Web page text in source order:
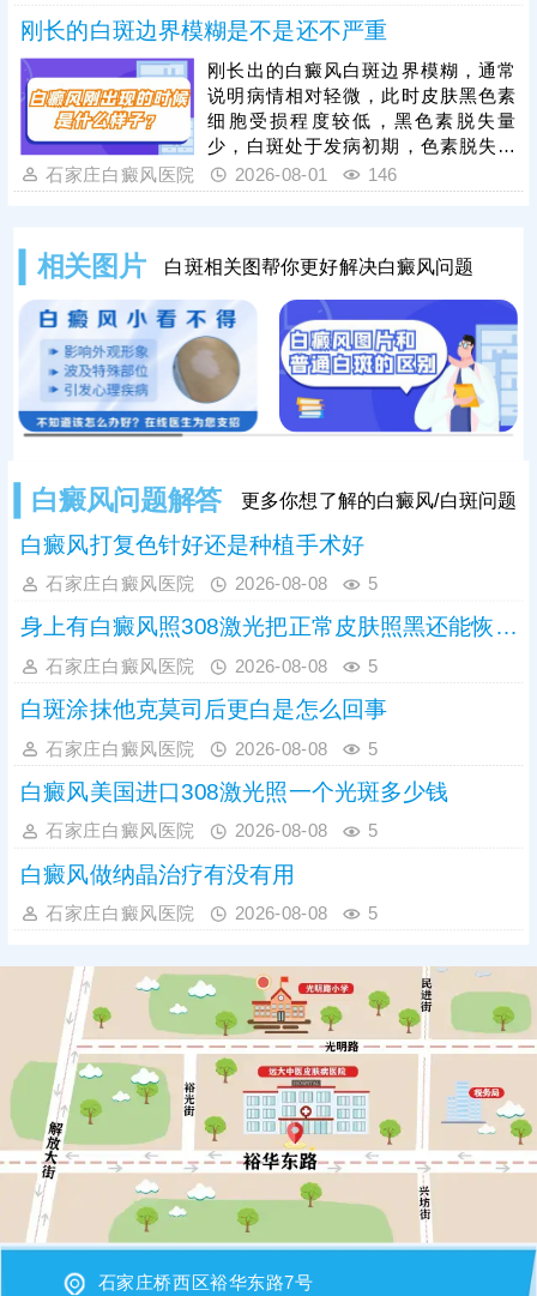
情况。发现孩子脸上有白斑，建议先
做检查，分析白斑是什么，了解白斑
病情。诊断清楚再遵医嘱对症用药，
祛白效果更有保障。
刚长的白斑边界模糊是不是还不严重
刚长出的白癜风白斑边界模糊，通常
说明病情相对轻微，此时皮肤黑色素
细胞受损程度较低，黑色素脱失量
少，白斑处于发病初期，色素脱失尚
未完全固化，是治疗的黄金阶段。但
需要注意的是，白癜风并非静止性皮
响，黑色素细胞损伤会持续加重，白
斑边界会逐渐清晰、色素脱失彻底，
白斑面积也会不断扩大、数量增多，
导致病情持续加重，大幅提升治疗难
度。因此，发现初期模糊白斑需高度
重视，务必尽早到正规
石家庄白癜风医院 2026-08-01 146
相关图片 白斑相关图帮你更好解决白癜风问题
白癜风问题解答 更多你想了解的白癜风/白斑问题
白癜风打复色针好还是种植手术好
石家庄白癜风医院 2026-08-08 5
身上有白癜风照308激光把正常皮肤照黑还能恢复吗
石家庄白癜风医院 2026-08-08 5
白斑涂抹他克莫司后更白是怎么回事
石家庄白癜风医院 2026-08-08 5
白癜风美国进口308激光照一个光斑多少钱
石家庄白癜风医院 2026-08-08 5
白癜风做纳晶治疗有没有用
石家庄白癜风医院 2026-08-08 5
石家庄桥西区裕华东路7号